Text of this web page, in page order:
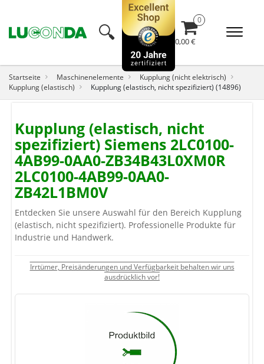
🔍︎ 0,00 €
Startseite Maschinenelemente
Kupplung (nicht elektrisch)
Kupplung (elastisch)
Kupplung (elastisch, nicht spezifiziert) (14896)
Kupplung (elastisch, nicht
spezifiziert) Siemens 2LC0100-
4AB99-0AA0-ZB34B43L0XM0R
2LC0100-4AB99-0AA0-
ZB42L1BM0V
Entdecken Sie unsere Auswahl für den Bereich Kupplung
(elastisch, nicht spezifiziert). Professionelle Produkte für
Industrie und Handwerk.
Irrtümer, Preisänderungen und Verfügbarkeit behalten wir uns
ausdrücklich vor!